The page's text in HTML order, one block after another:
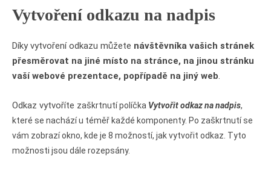
Vytvoření odkazu na nadpis
Díky vytvoření odkazu můžete návštěvníka vašich stránek
přesměrovat na jiné místo na stránce, na jinou stránku
vaší webové prezentace, popřípadě na jiný web
Odkaz vytvoříte zaškrtnutí políčka Vytvořit odkaz na nadpis,
které se nachází u téměř každé komponenty. Po zaškrtnutí se
vám zobrazí okno, kde je 8 možností, jak vytvořit odkaz. Tyto
možnosti jsou dále rozepsány.